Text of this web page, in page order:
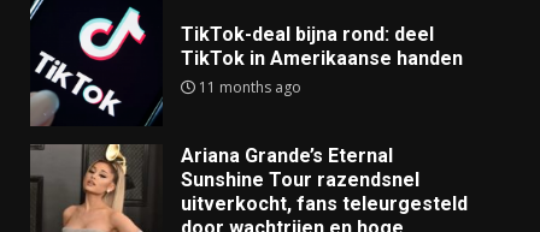
TikTok-deal bijna rond: deel
TikTok in Amerikaanse handen
11 months ago
Ariana Grande’s Eternal
Sunshine Tour razendsnel
uitverkocht, fans teleurgesteld